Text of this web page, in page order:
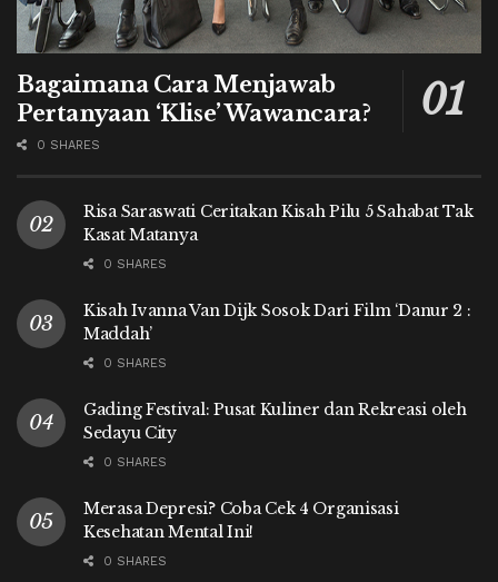
Bagaimana Cara Menjawab
Pertanyaan ‘Klise’ Wawancara?
0 SHARES
Risa Saraswati Ceritakan Kisah Pilu 5 Sahabat Tak
Kasat Matanya
0 SHARES
Kisah Ivanna Van Dijk Sosok Dari Film ‘Danur 2 :
Maddah’
0 SHARES
Gading Festival: Pusat Kuliner dan Rekreasi oleh
Sedayu City
0 SHARES
Merasa Depresi? Coba Cek 4 Organisasi
Kesehatan Mental Ini!
0 SHARES